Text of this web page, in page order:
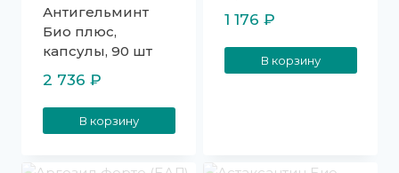
Антигельминт
Био плюс,
капсулы, 90 шт
2 736 ₽
В корзину
1 176 ₽
В корзину